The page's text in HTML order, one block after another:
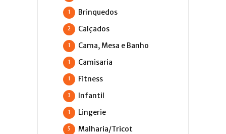
Brinquedos
1
Calçados
2
Cama, Mesa e Banho
1
Camisaria
1
Fitness
1
Infantil
3
Lingerie
1
Malharia/Tricot
5